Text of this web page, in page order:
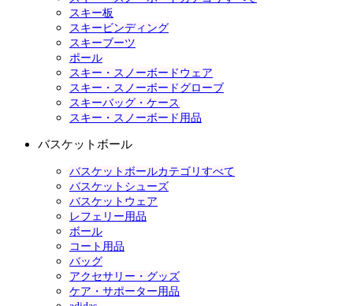
スキー板
スキービンディング
スキーブーツ
ポール
スキー・スノーボードウェア
スキー・スノーボードグローブ
スキーバッグ・ケース
スキー・スノーボード用品
バスケットボール
バスケットボールカテゴリすべて
バスケットシューズ
バスケットウェア
レフェリー用品
ボール
コート用品
バッグ
アクセサリー・グッズ
ケア・サポーター用品